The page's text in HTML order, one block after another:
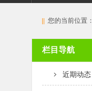
|| 您的当前位置：
栏目导航
近期动态